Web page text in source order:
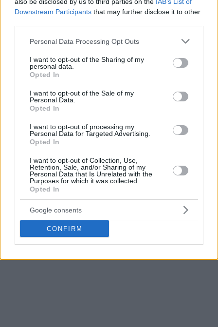
Downstream Participants that may further disclose it to other
Please note that this website/app uses one or more Google
not limited to your visit or usage behaviour. You may click to
grant or deny consent to Google and its third-party tags to
use your data for below specified purposes in below Google
consent section.
Personal Data Processing Opt Outs
I want to opt-out of the Sharing of my
personal data.
Opted In
I want to opt-out of the Sale of my
Personal Data.
Opted In
I want to opt-out of processing my
Personal Data for Targeted Advertising.
Opted In
I want to opt-out of Collection, Use,
Retention, Sale, and/or Sharing of my
Personal Data that Is Unrelated with the
Purposes for which it was collected.
Opted In
Google consents
CONFIRM
προσπάθεια, θέλει να ανέβει στην Α1. Οι Πατρινοί είναι στην
Ευρώπη και προχωράει και δικαίως αυτές οι ομάδες
προκρίθηκαν“, δήλωσε αρχικά ο κόουτςΓιατράς.